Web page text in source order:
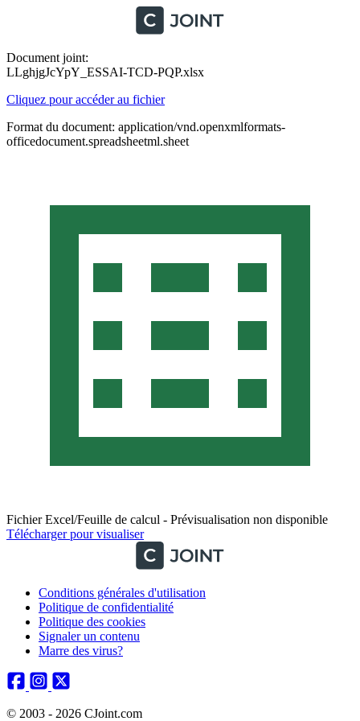
Document joint:
LLghjgJcYpY_ESSAI-TCD-PQP.xlsx
Cliquez pour accéder au fichier
Format du document: application/vnd.openxmlformats-
officedocument.spreadsheetml.sheet
Fichier Excel/Feuille de calcul - Prévisualisation non disponible
Télécharger pour visualiser
Conditions générales d'utilisation
Politique de confidentialité
Politique des cookies
Signaler un contenu
Marre des virus?
© 2003 - 2026 CJoint.com